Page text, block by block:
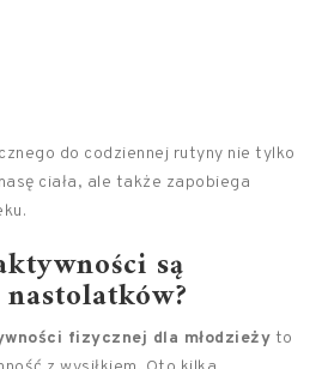
do codziennej rutyny nie tylko
ciała, ale także zapobiega
są
fizycznej dla młodzieży to